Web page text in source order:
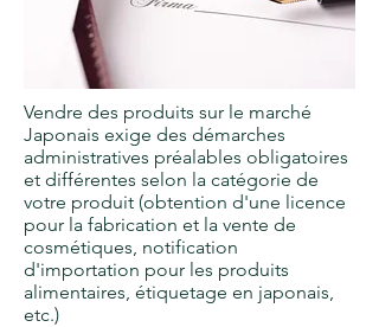
Vendre des produits sur le marché
Japonais exige des démarches
administratives préalables obligatoires
et différentes selon la catégorie de
votre produit (obtention d'une licence
pour la fabrication et la vente de
cosmétiques, notification
d'importation pour les produits
alimentaires, étiquetage en japonais,
etc.)